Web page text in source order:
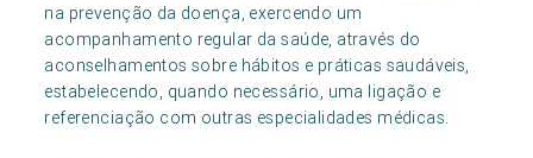
na prevenção da doença, exercendo um
acompanhamento regular da saúde, através do
aconselhamentos sobre hábitos e práticas saudáveis,
estabelecendo, quando necessário, uma ligação e
referenciação com outras especialidades médicas.